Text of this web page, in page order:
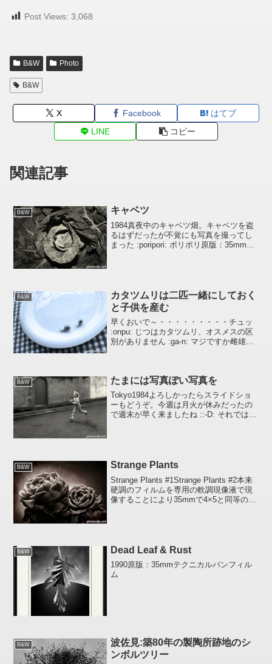
Post Views: 3,068
B&W Photo
B&W
X Facebook
はてブ
LINE
コピー
関連記事
B&W キャベツ
1984真夜中のキャベツ畑。キャベツを盗
るはずだったが不覚にも写真を撮ってし
まった :poripori: ポリポリ原版：35mmTri-
B&W
カタツムリは二匹一緒にしておく
と子供を産む
早くおいで～・・・・・・・・・チュッ
:onpu: じつはカタツムリ、オスメスの区
別がありません :ga-n: マジですか雌雄同
明日...
B&W たまには写真ぽい写真を
Tokyo1984よろしかったらスライドショ
ーもどうぞ。今週は月火が休みだったの
で週末が早く来ましたね ::-D: それではす
B&W Strange Plants
Strange Plants #1Strange Plants #2本来
硬調のフィルムを専用の軟調現像液で現
像することにより35mmで4×5と同等の粒
B&W Dead Leaf & Rust
1990原版：35mmテクニカルパンフィル
ム
B&W
波佐見:築80年の製陶所跡地のシ
ンボルツリー